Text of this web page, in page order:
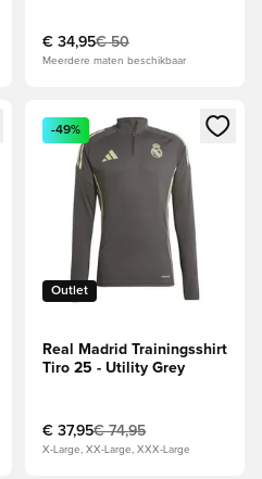
€ 34,95€ 50
Meerdere maten beschikbaar
loggen of je aan te melden als
Opent een venster om in te
Outlet
-49%
Real Madrid Trainingsshirt
Tiro 25 - Utility Grey
€ 37,95€ 74,95
X-Large, XX-Large, XXX-Large